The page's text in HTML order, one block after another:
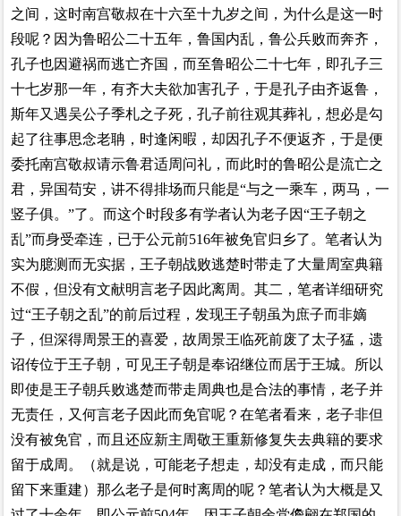
之间，这时南宫敬叔在十六至十九岁之间，为什么是这一时
段呢？因为鲁昭公二十五年，鲁国内乱，鲁公兵败而奔齐，
孔子也因避祸而逃亡齐国，而至鲁昭公二十七年，即孔子三
十七岁那一年，有齐大夫欲加害孔子，于是孔子由齐返鲁，
斯年又遇吴公子季札之子死，孔子前往观其葬礼，想必是勾
起了往事思念老聃，时逢闲暇，却因孔子不便返齐，于是便
委托南宫敬叔请示鲁君适周问礼，而此时的鲁昭公是流亡之
君，异国苟安，讲不得排场而只能是“与之一乘车，两马，一
竖子俱。”了。而这个时段多有学者认为老子因“王子朝之
乱”而身受牵连，已于公元前516年被免官归乡了。笔者认为
实为臆测而无实据，王子朝战败逃楚时带走了大量周室典籍
不假，但没有文献明言老子因此离周。其二，笔者详细研究
过“王子朝之乱”的前后过程，发现王子朝虽为庶子而非嫡
子，但深得周景王的喜爱，故周景王临死前废了太子猛，遗
诏传位于王子朝，可见王子朝是奉诏继位而居于王城。所以
即使是王子朝兵败逃楚而带走周典也是合法的事情，老子并
无责任，又何言老子因此而免官呢？在笔者看来，老子非但
没有被免官，而且还应新主周敬王重新修复失去典籍的要求
留于成周。（就是说，可能老子想走，却没有走成，而只能
留下来重建）那么老子是何时离周的呢？笔者认为大概是又